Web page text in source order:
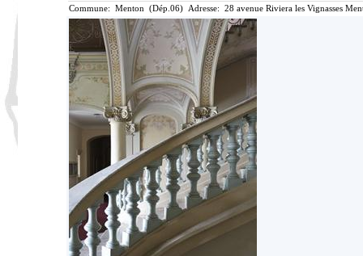
Commune: Menton (Dép.06) Adresse: 28 avenue Riviera les Vignasses